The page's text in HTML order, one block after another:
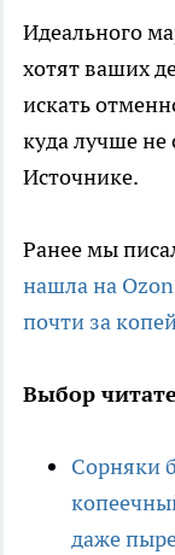
Идеального
хотят ваших
искать
куда лучше не
Источнике.
Ранее мы
нашла на
почти за
Выбор
Сорняки
даже